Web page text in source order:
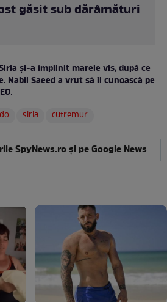
găsit sub dărâmături
și-a împlinit marele vis, după ce
Nabil Saeed a vrut să îl cunoască pe
:
siria cutremur
SpyNews.ro și pe Google News